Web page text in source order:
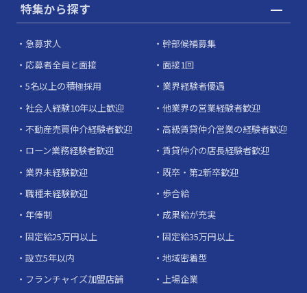
特集から探す
急募求人
幹部候補募集
応募者全員と面接
面接1回
5名以上の積極採用
業界経験者優遇
社会人経験10年以上歓迎
他業界の営業経験者歓迎
不動産売買仲介経験者歓迎
高級賃貸仲介営業の経験者歓迎
ローン業務経験者歓迎
賃貸仲介の店長経験者歓迎
業界未経験歓迎
既卒・第2新卒歓迎
職種未経験歓迎
歩合給
年俸制
成果給が充実
固定給25万円以上
固定給35万円以上
設立5年以内
地域密着型
フランチャイズ加盟店舗
上場企業